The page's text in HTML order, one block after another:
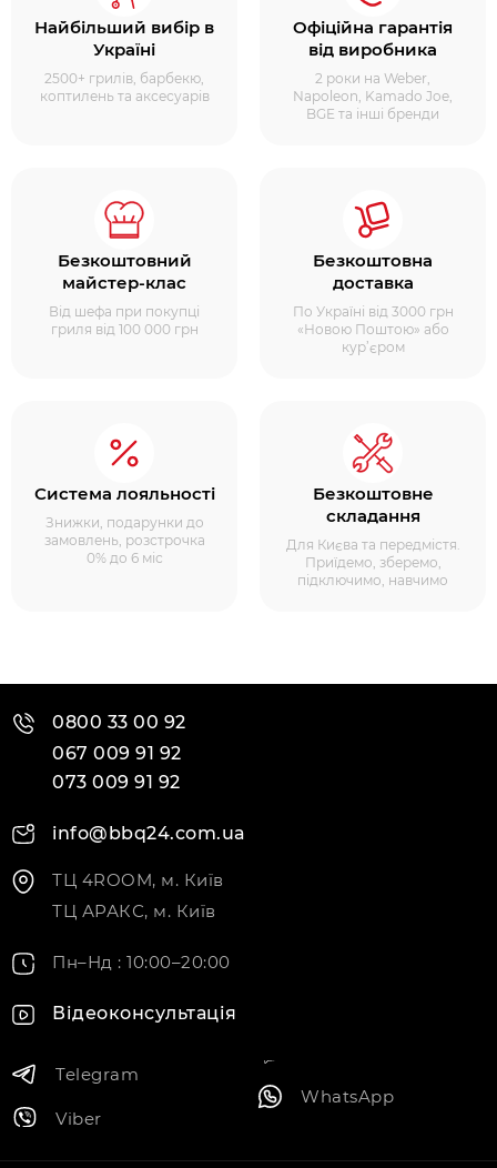
Найбільший вибір в
Україні
2500+ грилів, барбекю,
коптилень та аксесуарів
Офіційна гарантія
від виробника
2 роки на Weber,
Napoleon, Kamado Joe,
BGE та інші бренди
Безкоштовний
майстер-клас
Від шефа при покупці
гриля від 100 000 грн
Безкоштовна
доставка
По Україні від 3000 грн
«Новою Поштою» або
кур’єром
Система лояльності
Знижки, подарунки до
замовлень, розстрочка
0% до 6 міс
Безкоштовне
складання
Для Києва та передмістя.
Приїдемо, зберемо,
підключимо, навчимо
0800 33 00 92
067 009 91 92
073 009 91 92
info@bbq24.com.ua
ТЦ 4ROOM, м. Київ
ТЦ АРАКС, м. Київ
Пн–Нд : 10:00–20:00
Відеоконсультація
Telegram
Viber
WhatsApp